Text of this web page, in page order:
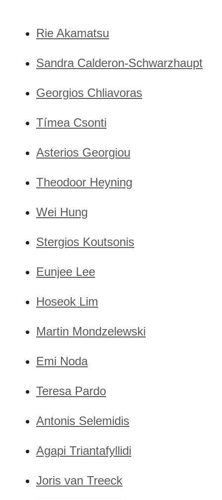
Rie Akamatsu
Sandra Calderon-Schwarzhaupt
Georgios Chliavoras
Tímea Csonti
Asterios Georgiou
Theodoor Heyning
Wei Hung
Stergios Koutsonis
Eunjee Lee
Hoseok Lim
Martin Mondzelewski
Emi Noda
Teresa Pardo
Antonis Selemidis
Agapi Triantafyllidi
Joris van Treeck